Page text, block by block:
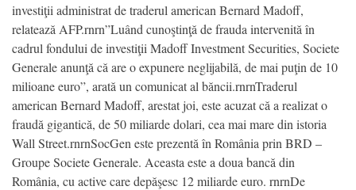
investiţii administrat de traderul american Bernard Madoff,
relatează AFP.rnrn”Luând cunoştinţă de frauda intervenită în
cadrul fondului de investiţii Madoff Investment Securities, Societe
Generale anunţă că are o expunere neglijabilă, de mai puţin de 10
milioane euro”, arată un comunicat al băncii.rnrnTraderul
american Bernard Madoff, arestat joi, este acuzat că a realizat o
fraudă gigantică, de 50 miliarde dolari, cea mai mare din istoria
Wall Street.rnrnSocGen este prezentă în România prin BRD –
Groupe Societe Generale. Aceasta este a doua bancă din
România, cu active care depăşesc 12 miliarde euro. rnrnDe